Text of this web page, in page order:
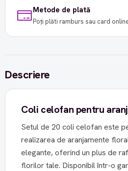
Metode de plată
Poți plăti ramburs sau card
Descriere
Coli celofan pentru
Setul de 20 coli celofan este
realizarea de aranjamente
elegante, oferind un plus de
florilor tale. Disponibil într-o